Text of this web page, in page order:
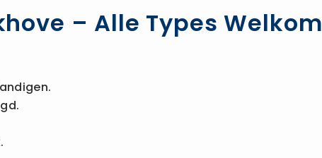
– Alle Types Welkom